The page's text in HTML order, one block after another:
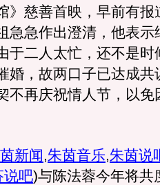
》慈善首映，早前有
急急作出澄清，他表示
于二人太忙，还不是时
婚，故两口子已达成共
不再庆祝情人节，以免
新闻,朱茵音乐,朱茵说
说吧)与陈法蓉今年将共